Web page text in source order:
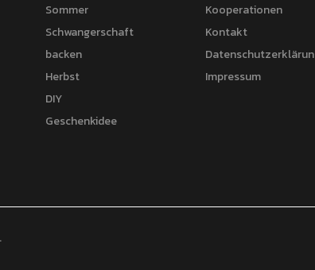
Sommer
Schwangerschaft
backen
Herbst
DIY
Geschenkidee
Kooperationen
Kontakt
Impressum